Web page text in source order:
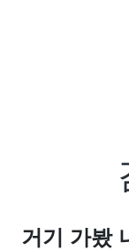
거기 가봤